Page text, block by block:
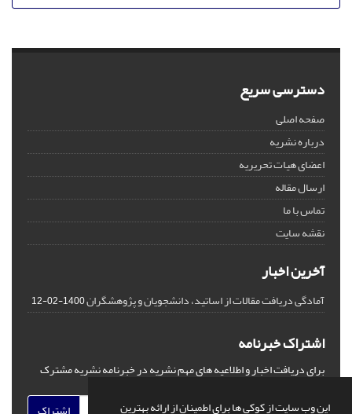
این وب سایت از کوکی ها برای اطمینان از ارائه بهترین
دسترسی سریع
صفحه اصلی
درباره نشریه
اعضای هیات تحریریه
ارسال مقاله
تماس با ما
نقشه سایت
آخرین اخبار
آمادگی دریافت مقالات از اساتید، دانشجویان و پژوهشگران1400-02-12
اشتراک خبرنامه
برای دریافت اخبار و اطلاعیه های مهم نشریه در خبرنامه نشریه مشترک